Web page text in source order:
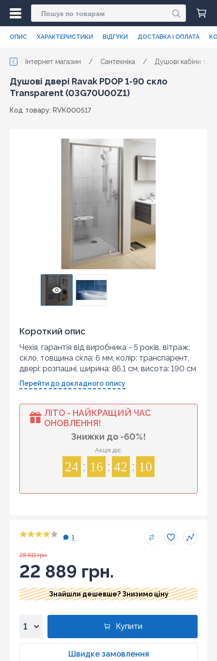
ОПИС ХАРАКТЕРИСТИКИ ВІДГУКИ ДОСТАВКА І ОПЛАТА
Інтернет магазин / Сантехніка / Душові кабіни та
Душові двері Ravak PDOP 1-90 скло
Transparent (03G70U00Z1)
Код товару: RVK000517
Короткий опис
Чехія, гарантія від виробника - 5 років, вітраж:
скло, товщина скла: 6 мм, колір: транспарент,
двері: розпашні, ширина: 86,1 см, висота: 190 см
Перейти до докладного опису
ЛІТО - НАЙКРАЩИЙ ЧАС
ОНОВЛЕННЯ!
Знижки до -60%!
Акція діє:
24 16 42 10
1
28 611 грн.
22 889 грн.
Знайшли дешевше? Знизимо ціну
Купити
Швидке замовлення